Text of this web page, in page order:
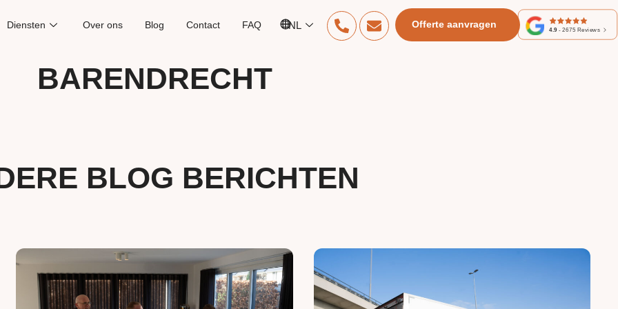
Diensten Over ons Blog Contact FAQ NL Offerte aanvragen
4.9 -2675 Reviews
BARENDRECHT
BLOG BERICHTEN